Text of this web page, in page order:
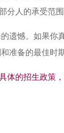
分人的承受范围
遗憾。如果你
准备的最佳时
体的招生政策